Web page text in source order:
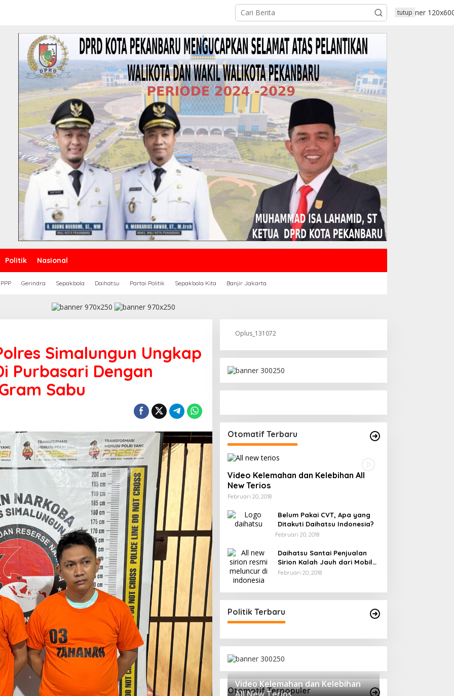
Politik Nasional
PPP Gerindra Sepakbola Daihatsu Partai Politik Sepakbola Kita Banjir Jakarta
tutup
Simalungun Ungkap
Purbasari Dengan
Sabu
Oplus_131072
Otomatif Terbaru
Video Kelemahan dan Kelebihan All
New Terios
Februari 20, 2018
Belum Pakai CVT, Apa yang
Ditakuti Daihatsu Indonesia?
Februari 20, 2018
Daihatsu Santai Penjualan
Sirion Kalah Jauh dari Mobil
LCGC
Februari 20, 2018
Politik Terbaru
Otomotif Terpopuler
Video Kelemahan dan Kelebihan